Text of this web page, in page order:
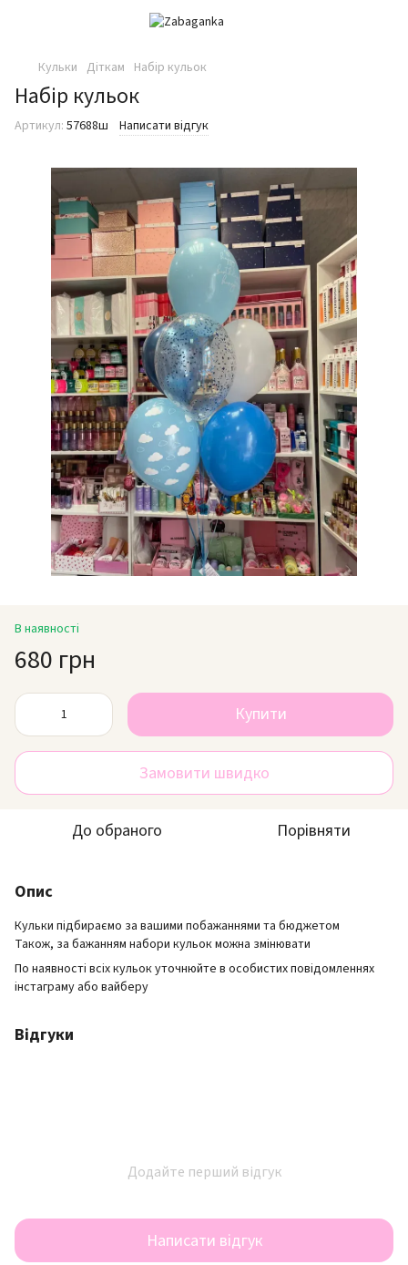
Кульки Діткам Набір кульок
Набір кульок
Артикул: 57688ш Написати відгук
В наявності
680 грн
Купити
Замовити швидко
До обраного Порівняти
Опис
Кульки підбираємо за вашими побажаннями та бюджетом
Також, за бажанням набори кульок можна змінювати
По наявності всіх кульок уточнюйте в особистих повідомленнях
інстаграму або вайберу
Відгуки
Додайте перший відгук
Написати відгук